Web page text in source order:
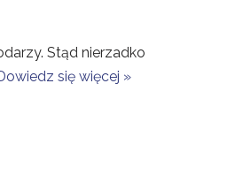
Stąd nierzadko
się więcej »